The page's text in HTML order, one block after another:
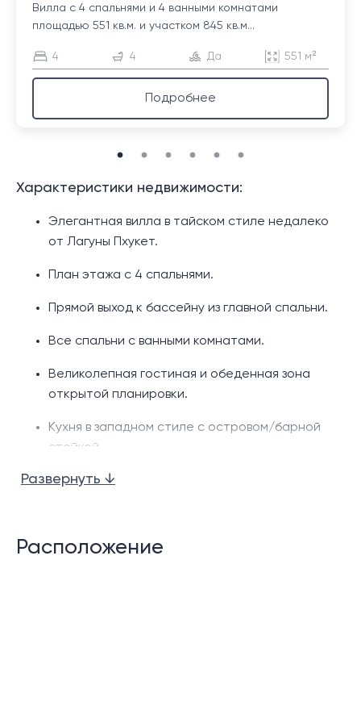
Вилла с 4 спальнями и 4 ванными комнатами
площадью 551 кв.м. и участком 845 кв.м...
4 4 Да 551 м²
Подробнее
Характеристики недвижимости:
Элегантная вилла в тайском стиле недалеко
от Лагуны Пхукет.
План этажа с 4 спальнями.
Прямой выход к бассейну из главной спальни.
Все спальни с ванными комнатами.
Великолепная гостиная и обеденная зона
открытой планировки.
Кухня в западном стиле с островом/барной
стойкой.
Частный бассейн с джакузи (13,6 х 3,4 м)
Просторная терраса у бассейна.
Развернуть ↓
Расположение